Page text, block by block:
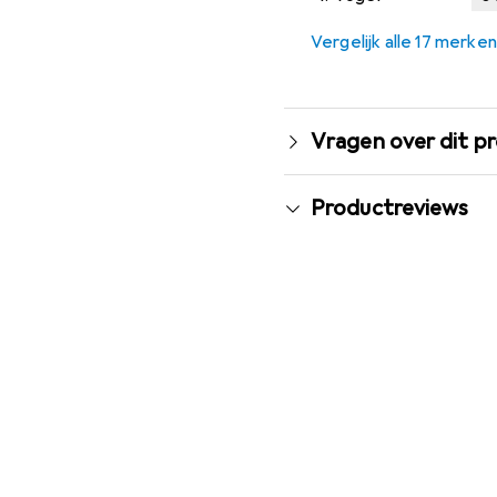
Vergelijk alle 17 merken
Vragen over dit
Productreviews